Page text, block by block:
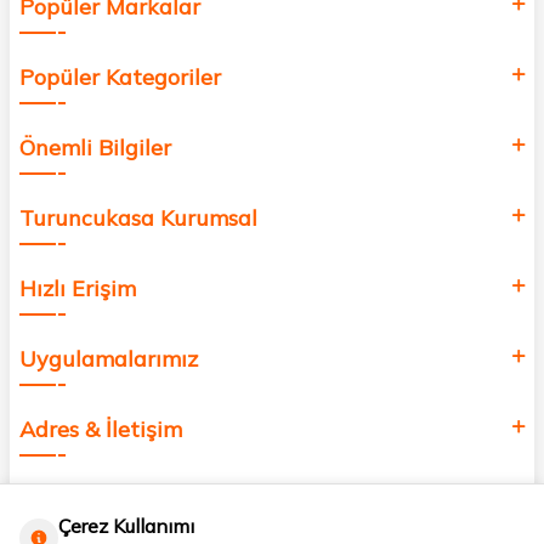
Popüler Markalar
Popüler Kategoriler
Önemli Bilgiler
Turuncukasa Kurumsal
Hızlı Erişim
Uygulamalarımız
Adres & İletişim
Çerez Kullanımı